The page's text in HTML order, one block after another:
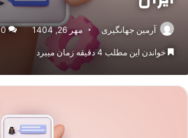
آرمین جهانگیری مهر 26, 1404 0
خواندن این مطلب 4 دقیقه زمان میبرد